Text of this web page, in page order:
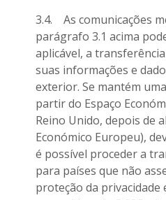
3.4. As comunicações
parágrafo 3.1 acima
aplicável, a
suas informações e
exterior. Se mantém
partir do Espaço
Reino Unido, depois de
Económico Europeu),
é possível proceder a
para países que não
proteção da privacidade